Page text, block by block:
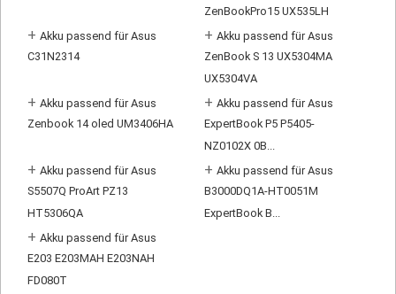
ZenBookPro15 UX535LH
+ Akku passend für Asus
C31N2314
+ Akku passend für Asus
ZenBook S 13 UX5304MA
UX5304VA
+ Akku passend für Asus
Zenbook 14 oled UM3406HA
+ Akku passend für Asus
ExpertBook P5 P5405-
NZ0102X 0B...
+ Akku passend für Asus
S5507Q ProArt PZ13
HT5306QA
+ Akku passend für Asus
B3000DQ1A-HT0051M
ExpertBook B...
+ Akku passend für Asus
E203 E203MAH E203NAH
FD080T